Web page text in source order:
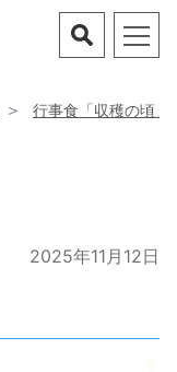
行事食「収穫の頃」
2025年11月12日